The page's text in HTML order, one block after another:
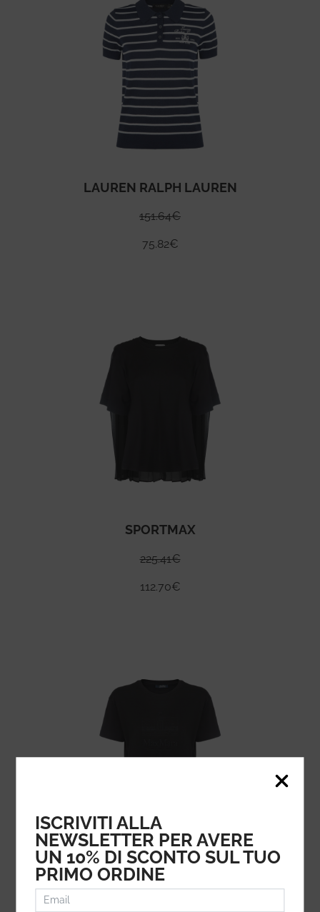
LAUREN RALPH LAUREN
151.64€
75.82€
SPORTMAX
225.41€
112.70€
'S MAX MARA
ISCRIVITI ALLA
NEWSLETTER PER AVERE
UN 10% DI SCONTO SUL TUO
PRIMO ORDINE